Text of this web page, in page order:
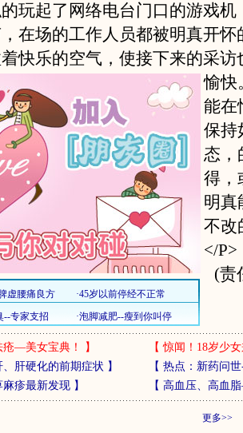
玩起了网络电台门口的游戏机
在场的工作人员都被明真开怀
快乐的空气，使接下来的采访
愉快
能在
保持
态，
得，
明真
不改
</P>
(责
—美女宝典！ 】 【惊闻！18岁少
肝硬化的前期症状 】 【 热点：新药问
疹最新发现】 【 高血压、高血
更多>>